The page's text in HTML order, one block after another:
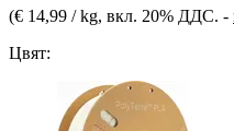
(€ 14,99 / kg, вкл. 20% ДДС. -
Цвят: